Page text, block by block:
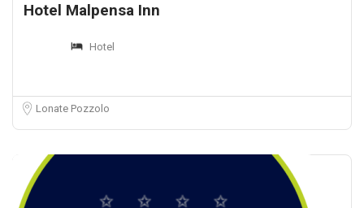
Hotel Malpensa Inn
Hotel
Lonate Pozzolo